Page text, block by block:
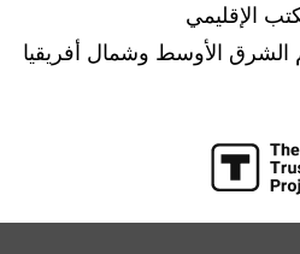
الإقليمي